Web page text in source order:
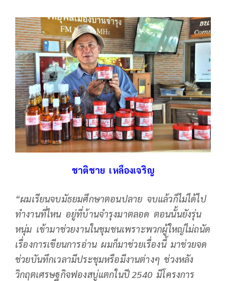
ชาติชาย เหลืองเจริญ
“ผมเรียนจบมัธยมศึกษาตอนปลาย จบแล้วก็ไม่ได้ไป
ทำงานที่ไหน อยู่ที่บ้านจำรุงมาตลอด ตอนนั้นยังรุ่น
หนุ่ม เข้ามาช่วยงานในชุมชนเพราะพวกผู้ใหญ่ไม่ถนัด
เรื่องการเขียนการอ่าน ผมก็มาช่วยเรื่องนี้ มาช่วยจด
ช่วยบันทึกเวลามีประชุมหรือมีงานต่างๆ ช่วงหลัง
วิกฤตเศรษฐกิจฟองสบู่แตกในปี2540มีโครงการ